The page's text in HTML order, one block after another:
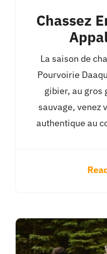
Chassez
La saison de
Pourvoirie
gibier, au gros
sauvage, venez
authentique au